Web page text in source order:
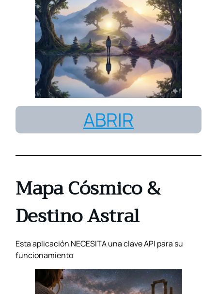
ABRIR
Mapa Cósmico &
Destino Astral
Esta aplicación NECESITA una clave API para su
funcionamiento